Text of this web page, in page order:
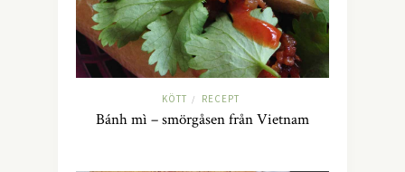
KÖTT / RECEPT
Bánh mì – smörgåsen från Vietnam